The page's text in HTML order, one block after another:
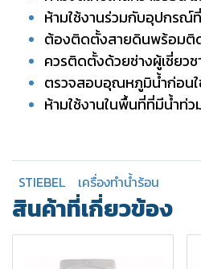
ห้ามใช้งานร่วมกับอุปกรณ์
ต้องติดตั้งสายดินพร้อมติ
ควรติดตั้งด้วยช่างผู้เชี่ยว
ตรวจสอบอุณหภูมิน้ำก่อน
ห้ามใช้งานในพื้นที่ที่มีน้ำท่
STIEBEL เครื่องทำน้ำร้อน
สินค้าที่เกี่ยวข้อง